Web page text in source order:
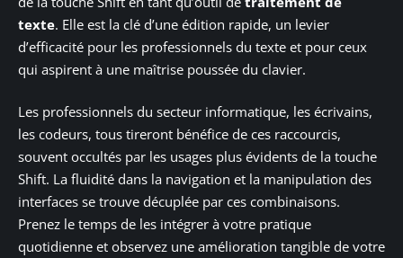
texte. Elle est la clé d’une édition rapide, un levier
d’efficacité pour les professionnels du texte et pour ceux
qui aspirent à une maîtrise poussée du clavier.
Les professionnels du secteur informatique, les écrivains,
les codeurs, tous tireront bénéfice de ces raccourcis,
souvent occultés par les usages plus évidents de la touche
Shift. La fluidité dans la navigation et la manipulation des
interfaces se trouve décuplée par ces combinaisons.
Prenez le temps de les intégrer à votre pratique
quotidienne et observez une amélioration tangible de votre